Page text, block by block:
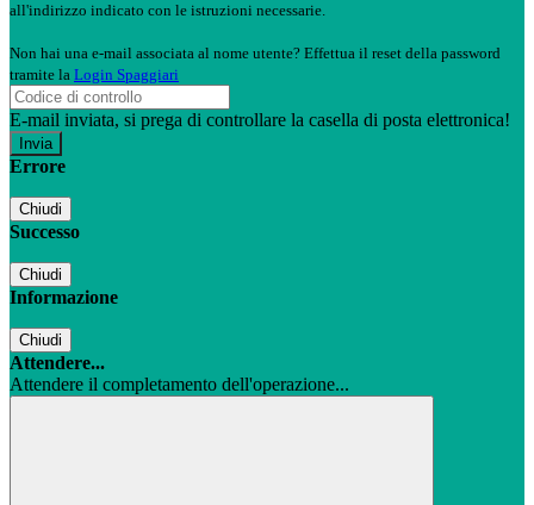
all'indirizzo indicato con le istruzioni necessarie.
Non hai una e-mail associata al nome utente? Effettua il reset della password
tramite la Login Spaggiari
E-mail inviata, si prega di controllare la casella di posta elettronica!
Errore
Chiudi
Successo
Chiudi
Informazione
Chiudi
Attendere...
Attendere il completamento dell'operazione...